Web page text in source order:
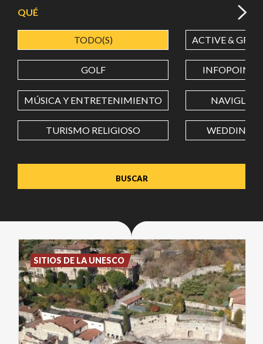
LONGITUD
Value in decimal degrees. Use dot (.) as decimal separator.
QUÉ
TODO(S) ACTIVE &
GOLF INFOPOINT
MÚSICA Y ENTRETENIMIENTO NAVIGLI
TURISMO RELIGIOSO WEDDING
SITIOS DE LA UNESCO